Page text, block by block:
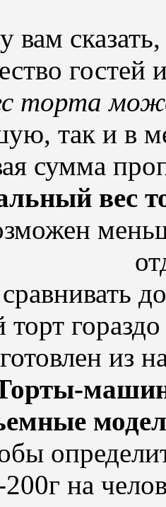
вам
торта
так и в
сумма
вес
гораздо
из
200г на